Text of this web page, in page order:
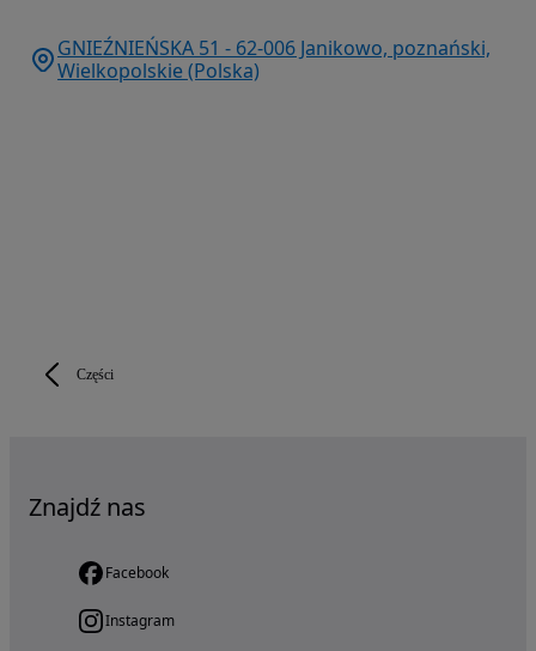
Części
GNIEŹNIEŃSKA 51 - 62-006 Janikowo, poznański,
Wielkopolskie (Polska)
Znajdź nas
Facebook
Instagram